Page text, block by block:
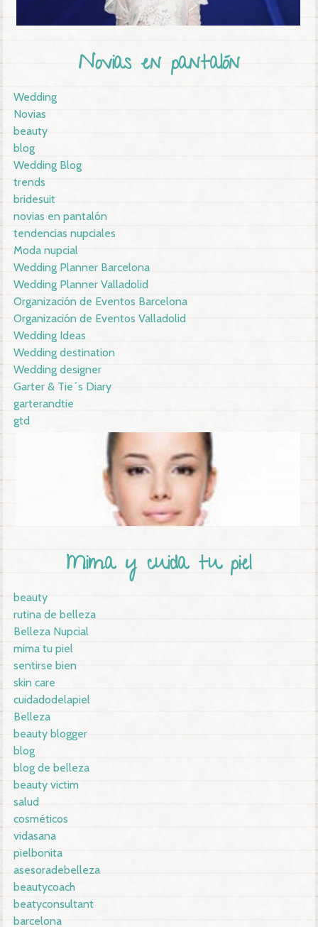
Novias en pantalón
Wedding
Novias
beauty
blog
Wedding Blog
trends
bridesuit
novias en pantalón
tendencias nupciales
Moda nupcial
Wedding Planner Barcelona
Wedding Planner Valladolid
Organización de Eventos Barcelona
Organización de Eventos Valladolid
Wedding Ideas
Wedding destination
Wedding designer
Garter & Tie´s Diary
garterandtie
gtd
Mima y cuida tu piel
beauty
rutina de belleza
Belleza Nupcial
mima tu piel
sentirse bien
skin care
cuidadodelapiel
Belleza
beauty blogger
blog
blog de belleza
beauty victim
salud
cosméticos
vidasana
pielbonita
asesoradebelleza
beautycoach
beatyconsultant
barcelona